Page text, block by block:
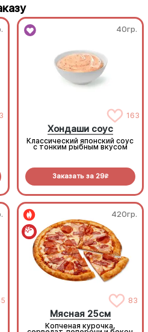
40гр.
163
Хондаши соус
Классический японский соус
с тонким рыбным вкусом
Заказать за 29R
420гр.
83
Мясная 25см
Копченая курочка,